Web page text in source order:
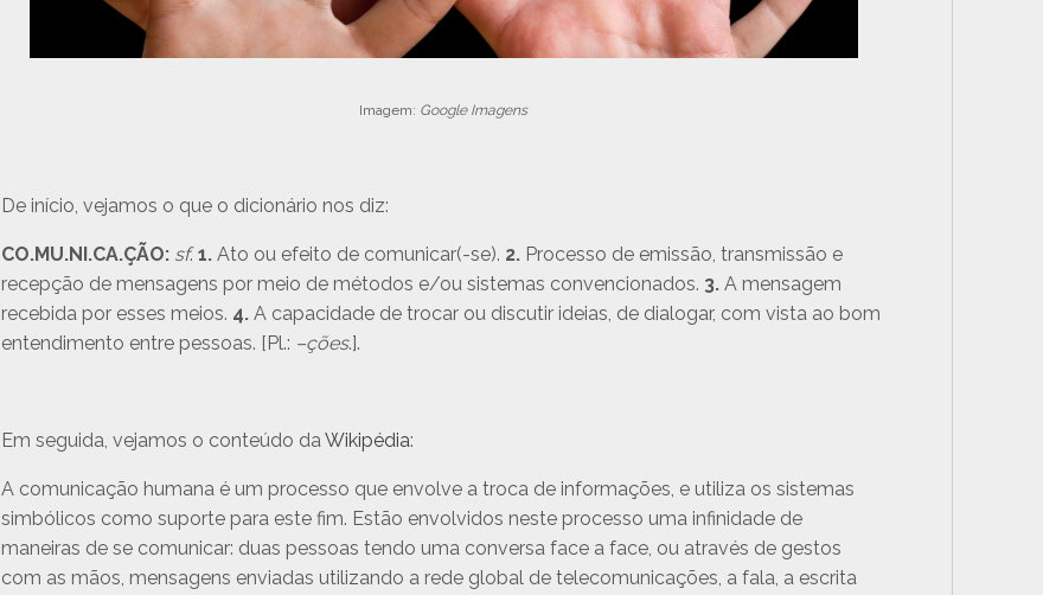
Imagem: Google Imagens
De início, vejamos o que o dicionário nos diz:
CO.MU.NI.CA.ÇÃO: sf.1.Ato ou efeito de comunicar(-se). 2.Processo de emissão, transmissão e
recepção de mensagens por meio de métodos e/ou sistemas convencionados. 3.A mensagem
recebida por esses meios. 4.A capacidade de trocar ou discutir ideias, de dialogar, com vista ao bom
entendimento entre pessoas. [Pl.: –ções.].
Em seguida, vejamos o conteúdo daWikipédia:
A comunicação humana é um processo que envolve a troca de informações, e utiliza os sistemas
simbólicos como suporte para este fim. Estão envolvidos neste processo uma infinidade de
maneiras de se comunicar: duas pessoas tendo uma conversa face a face, ou através de gestos
com as mãos, mensagens enviadas utilizando a rede global de telecomunicações, a fala, a escrita